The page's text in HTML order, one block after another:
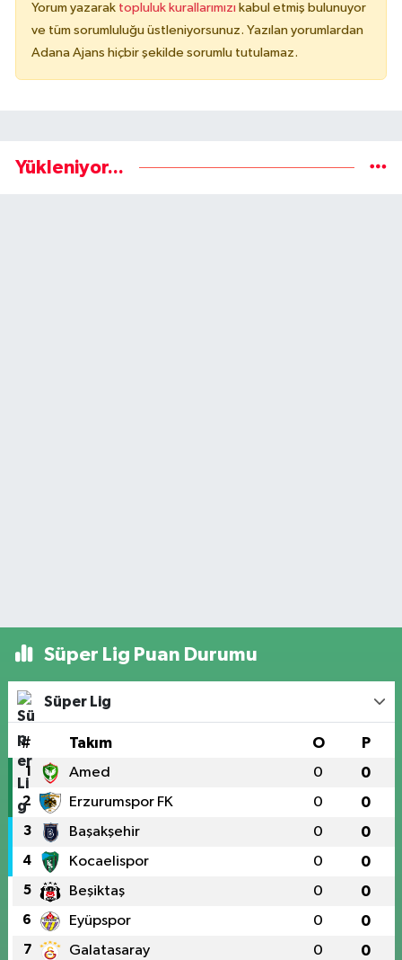
Yorum yazarak topluluk kurallarımızı kabul etmiş bulunuyor
ve tüm sorumluluğu üstleniyorsunuz. Yazılan yorumlardan
Adana Ajans hiçbir şekilde sorumlu tutulamaz.
Yükleniyor...
Süper Lig Puan Durumu
Süper Lig
# Takım O P
1 Amed 0 0
2 Erzurumspor FK 0 0
3 Başakşehir 0 0
4 Kocaelispor 0 0
5 Beşiktaş 0 0
6 Eyüpspor 0 0
7 Galatasaray 0 0